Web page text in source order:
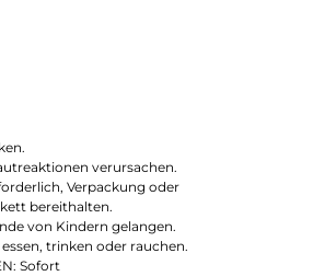
verursachen.
Verpackung oder
bereithalten.
von Kindern gelangen.
trinken oder rauchen.
Sofort